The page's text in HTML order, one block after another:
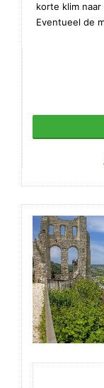
korte klim
Eventueel de